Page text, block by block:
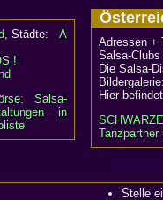
, Städte: A
!
Salsa-
in
Adressen +
Salsa-
Die Salsa-
Bildergalerie:
Hier
Stelle